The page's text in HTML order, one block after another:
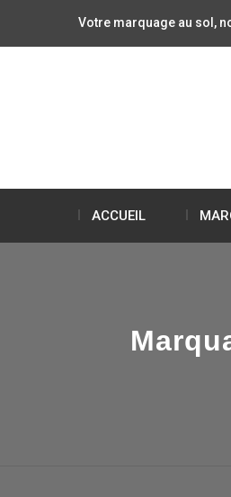
Votre marquage au sol,
ACCUEIL